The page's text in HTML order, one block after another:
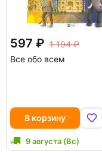
597
1 194
Все обо всем
В корзину
9 августа (Вс)